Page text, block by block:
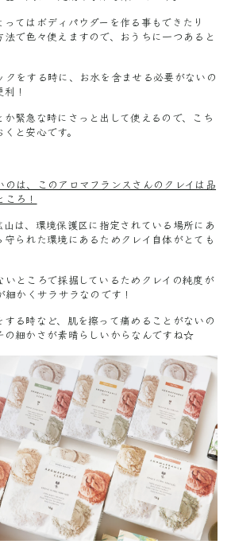
てはボディパウダーを作る事もできたり
で色々使えますので、おうちに一つあると
をする時に、お水を含ませる必要がないの
！
緊急な時にさっと出して使えるので、こち
と安心です。
は、このアロマフランスさんのクレイは品
ころ！
は、 環境保護区に指定されている場所にあ
守られた環境にあるためクレイ自体がとても
ところで採掘しているためクレイの純度が
かくサラサラなのです！
る時など、肌を擦って痛めることがないの
の細かさが素晴らしいからなんですね☆